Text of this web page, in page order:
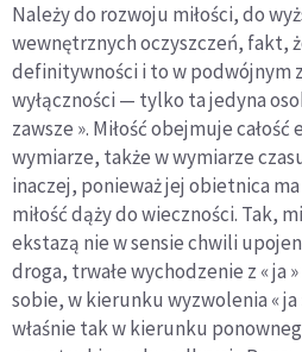
Należy do rozwoju miłości, do
wewnętrznych oczyszczeń, fakt,
definitywności i to w podwójnym
wyłączności — tylko ta jedyna
zawsze ». Miłość obejmuje
wymiarze, także w wymiarze
inaczej, ponieważ jej obietnica
miłość dąży do wieczności. Tak,
ekstazą nie w sensie chwili
droga, trwałe wychodzenie z « ja
sobie, w kierunku wyzwolenia « ja
właśnie tak w kierunku